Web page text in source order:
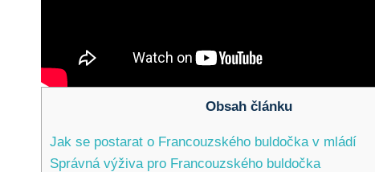
Obsah článku
Jak se postarat ‌o Francouzského buldočka v mládí
Správná výživa pro Francouzského buldočka